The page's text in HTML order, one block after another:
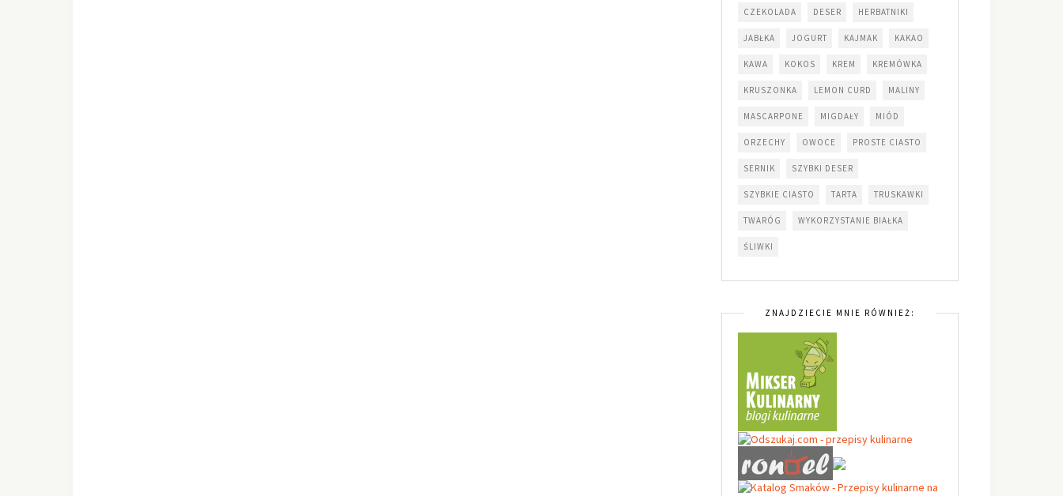
CZEKOLADA DESER HERBATNIKI
JABŁKA JOGURT KAJMAK KAKAO
KAWA KOKOS KREM KREMÓWKA
KRUSZONKA LEMON CURD MALINY
MASCARPONE MIGDAŁY MIÓD
ORZECHY OWOCE PROSTE CIASTO
SERNIK SZYBKI DESER
SZYBKIE CIASTO TARTA TRUSKAWKI
TWARÓG WYKORZYSTANIE BIAŁKA
ŚLIWKI
ZNAJDZIECIE MNIE RÓWNIEŻ: